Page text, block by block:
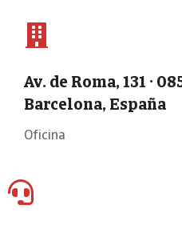
Av. de Roma, 131 ·
Barcelona, España
Oficina